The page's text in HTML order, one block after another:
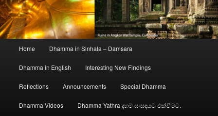
Home Dhamma in Sinhala – Damsara
Dhamma in English Interesting New Findings
Reflections Announcements Special Dhamma
Dhamma Videos Dhamma Yathra දහම් සංසදයට එක්වීමට.